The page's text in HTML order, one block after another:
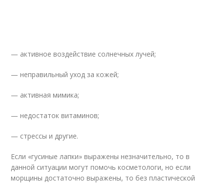
— активное воздействие солнечных лучей;
— неправильный уход за кожей;
— активная мимика;
— недостаток витаминов;
— стрессы и другие.
Если «гусиные лапки» выражены незначительно, то в
данной ситуации могут помочь косметологи, но если
морщины достаточно выражены, то без пластической